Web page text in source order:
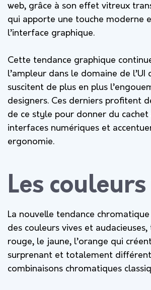
web, grâce à son effet vitreux
qui apporte une touche moderne
l’interface graphique.
Cette tendance graphique
l’ampleur dans le domaine de l’UI
suscitent de plus en plus
designers. Ces derniers profitent
de ce style pour donner du cachet
interfaces numériques et
ergonomie.
Les
La nouvelle tendance
des couleurs vives et
rouge, le jaune, l’orange qui
surprenant et totalement
combinaisons chromatiques